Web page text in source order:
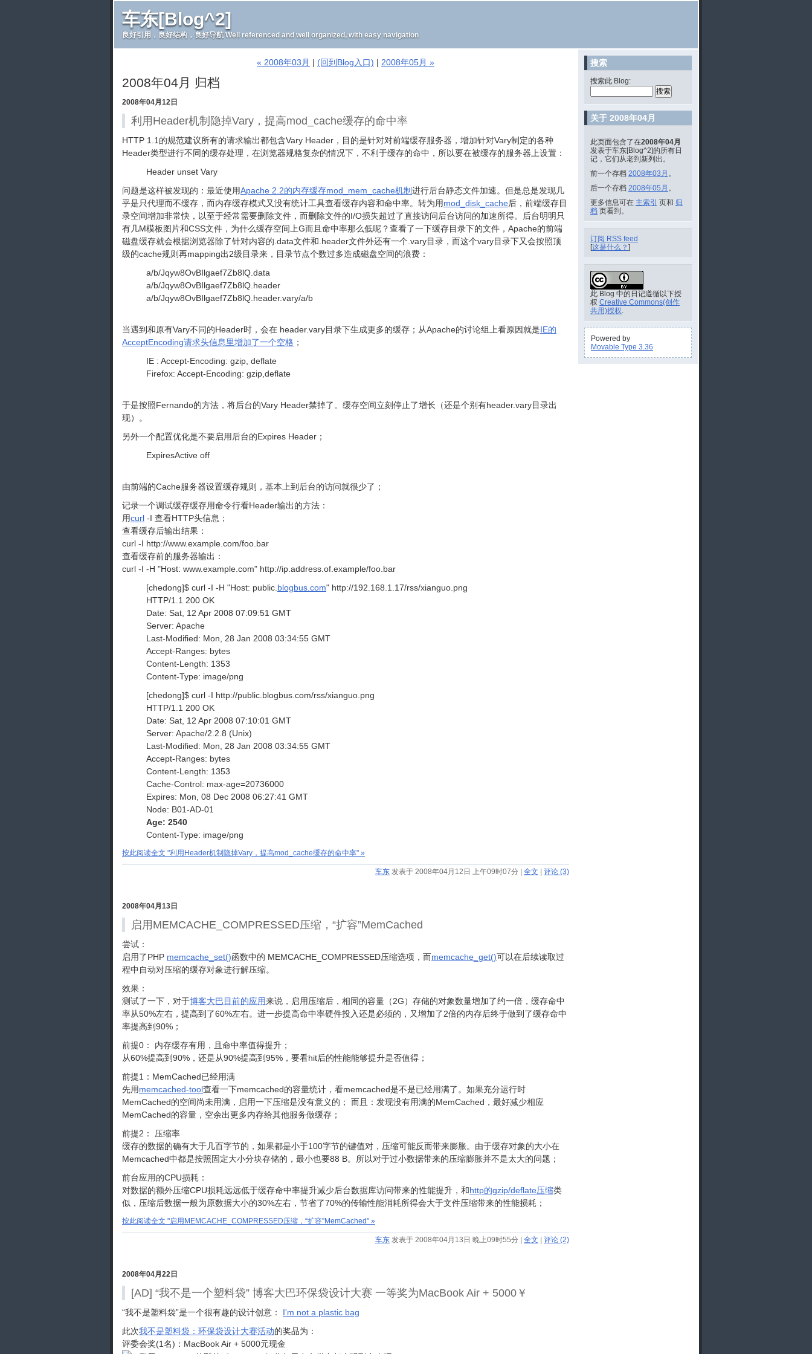
车东[Blog^2]
良好引用，良好结构，良好导航 Well referenced and well organized, with easy navigation
« 2008年03月 | (回到Blog入口) | 2008年05月 »
2008年04月 归档
2008年04月12日
利用Header机制隐掉Vary，提高mod_cache缓存的命中率
HTTP 1.1的规范建议所有的请求输出都包含Vary Header，目的是针对对前端缓存服务器，增加针对Vary制定的各种
Header类型进行不同的缓存处理，在浏览器规格复杂的情况下，不利于缓存的命中，所以要在被缓存的服务器上设置：
Header unset Vary
问题是这样被发现的：最近使用Apache 2.2的内存缓存mod_mem_cache机制进行后台静态文件加速。但是总是发现几
乎是只代理而不缓存，而内存缓存模式又没有统计工具查看缓存内容和命中率。转为用mod_disk_cache后，前端缓存目
录空间增加非常快，以至于经常需要删除文件，而删除文件的I/O损失超过了直接访问后台访问的加速所得。后台明明只
有几M模板图片和CSS文件，为什么缓存空间上G而且命中率那么低呢？查看了一下缓存目录下的文件，Apache的前端
磁盘缓存就会根据浏览器除了针对内容的.data文件和.header文件外还有一个.vary目录，而这个vary目录下又会按照顶
级的cache规则再mapping出2级目录来，目录节点个数过多造成磁盘空间的浪费：
a/b/Jqyw8OvBIlgaef7Zb8lQ.data
a/b/Jqyw8OvBIlgaef7Zb8lQ.header
a/b/Jqyw8OvBIlgaef7Zb8lQ.header.vary/a/b
当遇到和原有Vary不同的Header时，会在 header.vary目录下生成更多的缓存；从Apache的讨论组上看原因就是IE的
AcceptEncoding请求头信息里增加了一个空格 ；
IE : Accept-Encoding: gzip, deflate
Firefox: Accept-Encoding: gzip,deflate
于是按照Fernando的方法，将后台的Vary Header禁掉了。缓存空间立刻停止了增长（还是个别有header.vary目录出
现）。
另外一个配置优化是不要启用后台的Expires Header；
ExpiresActive off
由前端的Cache服务器设置缓存规则，基本上到后台的访问就很少了；
记录一个调试缓存缓存用命令行看Header输出的方法：
用curl -I 查看HTTP头信息；
查看缓存后输出结果：
curl -I http://www.example.com/foo.bar
查看缓存前的服务器输出：
curl -I -H "Host: www.example.com" http://ip.address.of.example/foo.bar
[chedong]$ curl -I -H "Host: public. blogbus.com" http://192.168.1.17/rss/xianguo.png
HTTP/1.1 200 OK
Date: Sat, 12 Apr 2008 07:09:51 GMT
Server: Apache
Last-Modified: Mon, 28 Jan 2008 03:34:55 GMT
Accept-Ranges: bytes
Content-Length: 1353
Content-Type: image/png
[chedong]$ curl -I http://public.blogbus.com/rss/xianguo.png
HTTP/1.1 200 OK
Date: Sat, 12 Apr 2008 07:10:01 GMT
Server: Apache/2.2.8 (Unix)
Last-Modified: Mon, 28 Jan 2008 03:34:55 GMT
Accept-Ranges: bytes
Content-Length: 1353
Cache-Control: max-age=20736000
Expires: Mon, 08 Dec 2008 06:27:41 GMT
Node: B01-AD-01
Age: 2540
Content-Type: image/png
按此阅读全文 "利用Header机制隐掉Vary，提高mod_cache缓存的命中率" »
车东 发表于 2008年04月12日 上午09时07分 全文 评论 (3)
2008年04月13日
启用MEMCACHE_COMPRESSED压缩，“扩容”MemCached
尝试：
启用了PHP memcache_set()函数中的 MEMCACHE_COMPRESSED压缩选项，而memcache_get()可以在后续读取过
程中自动对压缩的缓存对象进行解压缩。
效果：
测试了一下，对于博客大巴目前的应用来说，启用压缩后，相同的容量（2G）存储的对象数量增加了约一倍，缓存命中
率从50%左右，提高到了60%左右。进一步提高命中率硬件投入还是必须的，又增加了2倍的内存后终于做到了缓存命中
率提高到90%；
前提0： 内存缓存有用，且命中率值得提升；
从60%提高到90%，还是从90%提高到95%，要看hit后的性能能够提升是否值得；
前提1：MemCached已经用满
先用memcached-tool查看一下memcached的容量统计，看memcached是不是已经用满了。如果充分运行时
MemCached的空间尚未用满，启用一下压缩是没有意义的； 而且：发现没有用满的MemCached，最好减少相应
MemCached的容量，空余出更多内存给其他服务做缓存；
前提2： 压缩率
缓存的数据的确有大于几百字节的，如果都是小于100字节的键值对，压缩可能反而带来膨胀。由于缓存对象的大小在
Memcached中都是按照固定大小分块存储的，最小也要88 B。所以对于过小数据带来的压缩膨胀并不是太大的问题；
前台应用的CPU损耗：
对数据的额外压缩CPU损耗远远低于缓存命中率提升减少后台数据库访问带来的性能提升，和http的gzip/deflate压缩类
似，压缩后数据一般为原数据大小的30%左右，节省了70%的传输性能消耗所得会大于文件压缩带来的性能损耗；
按此阅读全文 "启用MEMCACHE_COMPRESSED压缩，“扩容”MemCached" »
车东 发表于 2008年04月13日 晚上09时55分 全文 评论 (2)
2008年04月22日
[AD] “我不是一个塑料袋” 博客大巴环保袋设计大赛 一等奖为MacBook Air + 5000￥
“我不是塑料袋”是一个很有趣的设计创意： I'm not a plastic bag
此次我不是塑料袋：环保袋设计大赛活动的奖品为：
评委会奖(1名)：MacBook Air + 5000元现金
搜索
搜索此 Blog:
关于 2008年04月
此页面包含了在2008年04月
发表于车东[Blog^2]的所有日
记，它们从老到新列出。
前一个存档 2008年03月 。
后一个存档 2008年05月 。
更多信息可在 主索引 页和 归
档 页看到。
订阅 RSS feed
[这是什么？ ]
此 Blog 中的日记遵循以下授
权 Creative Commons(创作
共用)授权.
Powered by
Movable Type 3.36